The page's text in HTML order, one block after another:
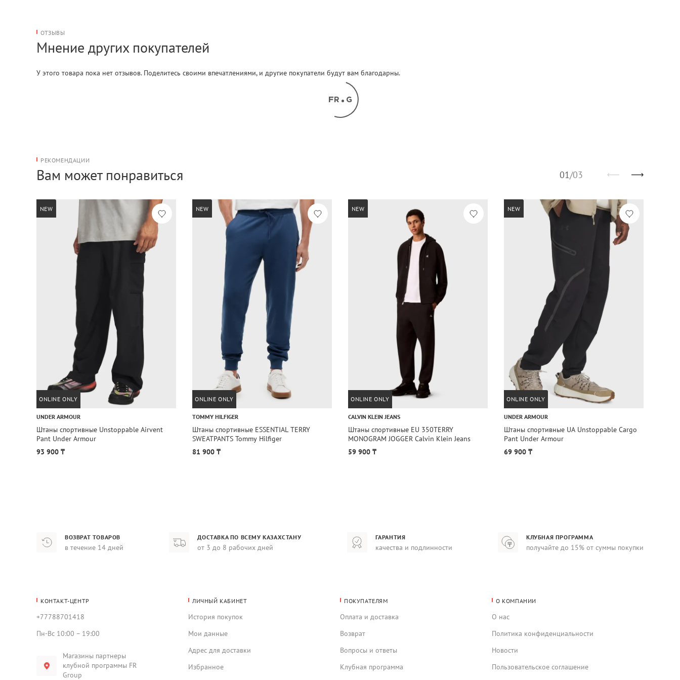
ОТЗЫВЫ
Мнение других покупателей
У этого товара пока нет отзывов. Поделитесь своими впечатлениями, и другие покупатели будут вам благодарны.
РЕКОМЕНДАЦИИ
Вам может понравиться 01/03
NEW
ONLINE ONLY
UNDER ARMOUR
Штаны спортивные Unstoppable Airvent
Pant Under Armour
93 900 ₸
NEW
ONLINE ONLY
TOMMY HILFIGER
Штаны спортивные ESSENTIAL TERRY
SWEATPANTS Tommy Hilfiger
81 900 ₸
NEW
ONLINE ONLY
CALVIN KLEIN JEANS
Штаны спортивные EU 350TERRY
MONOGRAM JOGGER Calvin Klein Jeans
59 900 ₸
NEW
ONLINE ONLY
UNDER ARMOUR
Штаны спортивные UA Unstoppable Cargo
Pant Under Armour
69 900 ₸
ВОЗВРАТ ТОВАРОВ
в течение 14 дней
ДОСТАВКА ПО ВСЕМУ КАЗАХСТАНУ
от 3 до 8 рабочих дней
ГАРАНТИЯ
качества и подлинности
КЛУБНАЯ ПРОГРАММА
получайте до 15% от суммы покупки
КОНТАКТ-ЦЕНТР
+77788701418
Пн-Вс 10:00 – 19:00
Магазины партнеры
клубной программы FR
Group
ЛИЧНЫЙ КАБИНЕТ
История покупок
Мои данные
Адрес для доставки
Избранное
ПОКУПАТЕЛЯМ
Оплата и доставка
Возврат
Вопросы и ответы
Клубная программа
О КОМПАНИИ
О нас
Политика конфиденциальности
Новости
Пользовательское соглашение